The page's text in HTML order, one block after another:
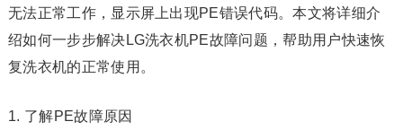
无法正常工作，显示屏上出现PE错误代码。本文将详细介
绍如何一步步解决LG洗衣机PE故障问题，帮助用户快速恢
复洗衣机的正常使用。
1. 了解PE故障原因